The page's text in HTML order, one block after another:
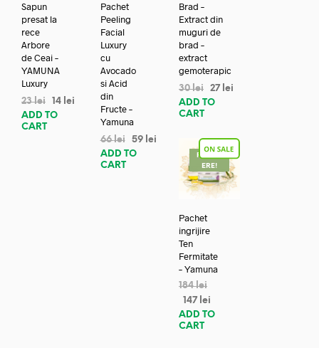
Sapun
presat la
rece
Arbore
de Ceai –
YAMUNA
Luxury
23lei 14 lei
ADD TO
CART
Pachet
Peeling
Facial
Luxury
cu
Avocado
si Acid
din
Fructe –
Yamuna
66lei 59 lei
ADD TO
CART
Brad –
Extract din
muguri de
brad –
extract
gemoterapic
30lei 27 lei
ADD TO
CART
REDUC
ERE!
Pachet
ingrijire
Ten
Fermitate
– Yamuna
184lei
147 lei
ADD TO
CART